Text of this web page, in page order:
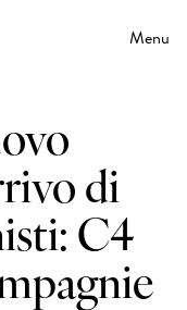
Menu
di
C4